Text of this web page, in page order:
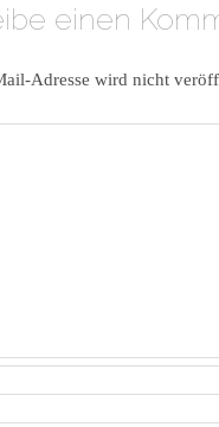
einen
Adresse wird nicht